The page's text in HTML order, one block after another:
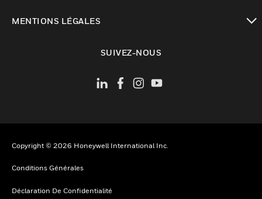
MENTIONS LÉGALES
SUIVEZ-NOUS
Copyright © 2026 Honeywell International Inc.
Conditions Générales
Déclaration De Confidentialité